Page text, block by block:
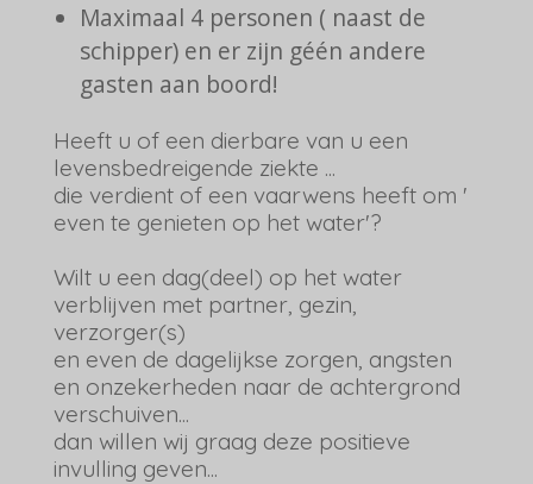
Maximaal 4 personen ( naast de
schipper) en er zijn géén andere
gasten aan boord!
Heeft u of een dierbare van u een
levensbedreigende ziekte ...
die verdient of een vaarwens heeft om '
even te genieten op het water'?
Wilt u een dag(deel) op het water
verblijven met partner, gezin,
verzorger(s)
en even de dagelijkse zorgen, angsten
en onzekerheden naar de achtergrond
verschuiven...
dan willen wij graag deze positieve
invulling geven...